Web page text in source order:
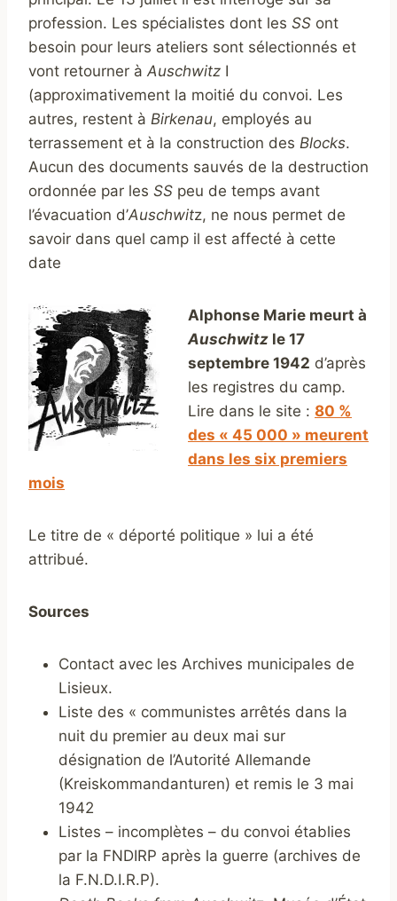
profession. Les spécialistes dont les SS ont
besoin pour leurs ateliers sont sélectionnés et
vont retourner à Auschwitz I
(approximativement la moitié du convoi. Les
autres, restent à Birkenau, employés au
terrassement et à la construction des Blocks.
Aucun des documents sauvés de la destruction
ordonnée par les SS peu de temps avant
l’évacuation d’Auschwitz, ne nous permet de
savoir dans quel camp il est affecté à cette
date
Alphonse Marie meurt à
Auschwitz le 17
septembre 1942 d’après
les registres du camp.
Lire dans le site : 80 %
des « 45 000 » meurent
dans les six premiers
mois
Le titre de « déporté politique » lui a été
attribué.
Sources
Contact avec les Archives municipales de
Lisieux.
Liste des « communistes arrêtés dans la
nuit du premier au deux mai sur
désignation de l’Autorité Allemande
(Kreiskommandanturen) et remis le 3 mai
1942
Listes – incomplètes – du convoi établies
par la FNDIRP après la guerre (archives de
la F.N.D.I.R.P).